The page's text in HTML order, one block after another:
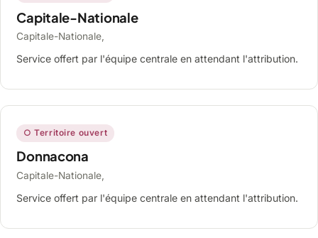
Capitale-Nationale
Capitale-Nationale,
Service offert par l'équipe centrale en attendant l'attribution.
○ Territoire ouvert
Donnacona
Capitale-Nationale,
Service offert par l'équipe centrale en attendant l'attribution.